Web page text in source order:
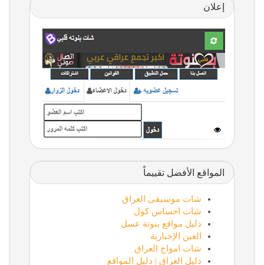
إعلان
المواقع الأفضل تقييماً
شات موسيقى العراق
شات احساس كول
دليل مواقع بنوتة عسل
العين الإخبارية
شات امواج العراق
دليل العراق | دليل المواقع